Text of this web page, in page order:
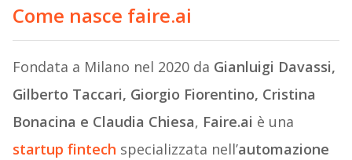
Come nasce faire.ai
Fondata a Milano nel 2020 da Gianluigi Davassi,
Gilberto Taccari, Giorgio Fiorentino, Cristina
Bonacina e Claudia Chiesa, Faire.ai è una
startup fintech specializzata nell’automazione